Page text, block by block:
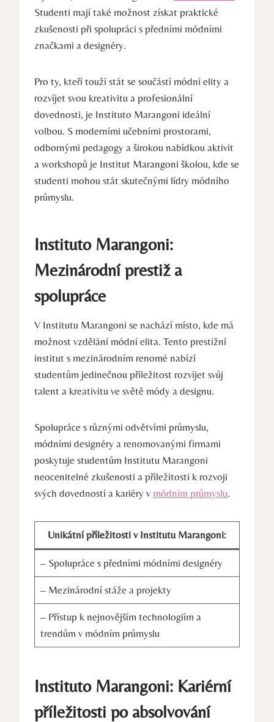
Studenti mají ‍také možnost získat praktické
⁤zkušenosti při⁣ spolupráci s předními módními
značkami a designéry.
Pro ty, kteří touží stát se ‌součástí módní elity‌ a
rozvíjet ‍svou kreativitu a profesionální
dovednosti, ⁤je‍ Instituto Marangoni ideální
volbou. S moderními učebními prostorami,
odbornými pedagogy a širokou nabídkou aktivit
a workshopů je ⁢Institut Marangoni školou, kde se
studenti mohou⁣ stát⁤ skutečnými lídry⁤ módního
⁣průmyslu.
Instituto Marangoni:
Mezinárodní ⁤prestiž ⁣a
spolupráce
V Institutu ⁣Marangoni se ‍nachází místo, kde má
možnost vzdělání módní elita. Tento prestižní
institut s ‌mezinárodním renomé nabízí⁣
studentům jedinečnou příležitost rozvíjet svůj
⁢talent ​a kreativitu ve světě módy a designu.
Spolupráce s ⁤různými odvětvími ⁣průmyslu,
módními designéry a renomovanými firmami
poskytuje studentům Institutu Marangoni
⁢neocenitelné zkušenosti⁢ a příležitosti k rozvoji
⁣svých dovedností a kariéry v módním průmyslu.
Unikátní příležitosti v Institutu⁢ Marangoni:
– Spolupráce s předními módními‍ designéry
– Mezinárodní ⁣stáže a projekty
– Přístup k nejnovějším technologiím a
trendům v módním průmyslu
Instituto Marangoni: Kariérní
příležitosti po ‍absolvování